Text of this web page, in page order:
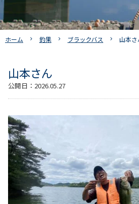
ホーム 釣果 ブラックバス 山本さ
山本さん
公開日： 2026.05.27